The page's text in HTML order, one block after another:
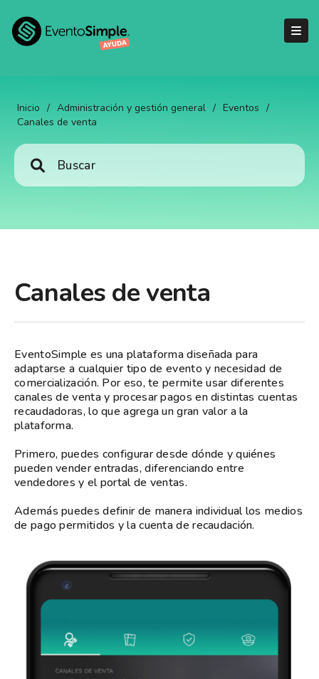
Inicio / Administración y gestión general / Eventos /
Canales de venta
Canales de venta
EventoSimple es una plataforma diseñada para
adaptarse a cualquier tipo de evento y necesidad de
comercialización. Por eso, te permite usar diferentes
canales de venta y procesar pagos en distintas cuentas
recaudadoras, lo que agrega un gran valor a la
plataforma.
Primero, puedes configurar desde dónde y quiénes
pueden vender entradas, diferenciando entre
vendedores y el portal de ventas.
Además puedes definir de manera individual los medios
de pago permitidos y la cuenta de recaudación.